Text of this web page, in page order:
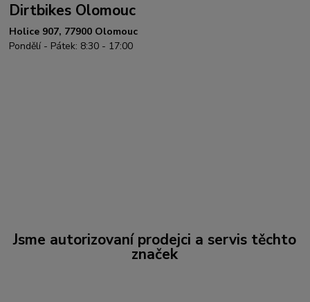
Dirtbikes Olomouc
Holice 907, 77900 Olomouc
Pondělí - Pátek: 8:30 - 17:00
Jsme autorizovaní prodejci a servis těchto
značek